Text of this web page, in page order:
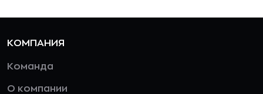
КОМПАНИЯ
Команда
О компании